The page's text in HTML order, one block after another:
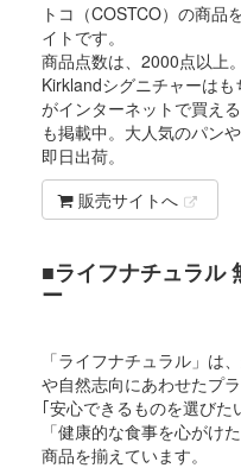
トコ（COSTCO）の商品
イトです。
商品点数は、2000点以上
Kirklandシグニチャーは
がインターネットで買え
も掲載中。大人気のパン
即日出荷。
販売サイトへ
■ライフナチュラル
ー
「ライフナチュラル」は
や自然志向にあわせたプ
｢安心できるものを選びた
「健康的な食事を心がけ
商品を揃えています。